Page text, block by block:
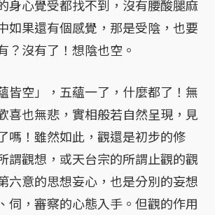
身心覺受都找不到，沒有腰酸腿麻
如果還有個感覺，那是受陰，也要
？沒有了！想陰也空。
」，五蘊一了，什麼都了！無
喜也無悲，實相般若自然呈現，見
嗎！雖然如此，觀還是初步的修
謂觀想，或天台宗的所謂止觀的觀
六意的思想妄心，也是分別的妄想
伺，審察的心態入手。但觀的作用